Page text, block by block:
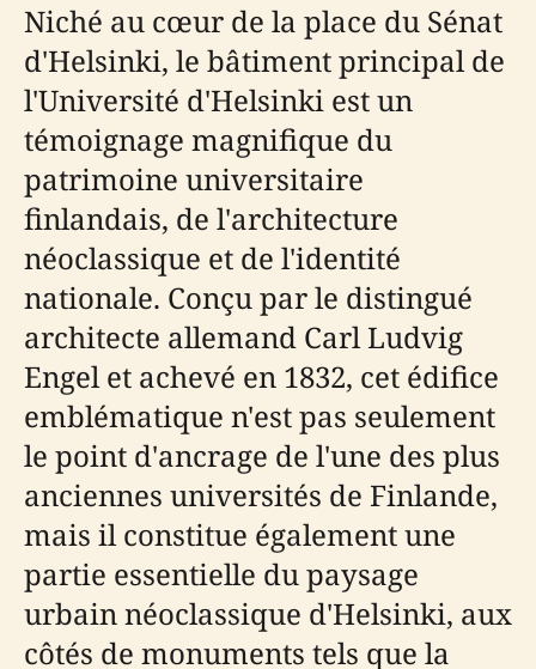
Niché au cœur de la place du Sénat
d'Helsinki, le bâtiment principal de
l'Université d'Helsinki est un
témoignage magnifique du
patrimoine universitaire
finlandais, de l'architecture
néoclassique et de l'identité
nationale. Conçu par le distingué
architecte allemand Carl Ludvig
Engel et achevé en 1832, cet édifice
emblématique n'est pas seulement
le point d'ancrage de l'une des plus
anciennes universités de Finlande,
mais il constitue également une
partie essentielle du paysage
urbain néoclassique d'Helsinki, aux
côtés de monuments tels que la